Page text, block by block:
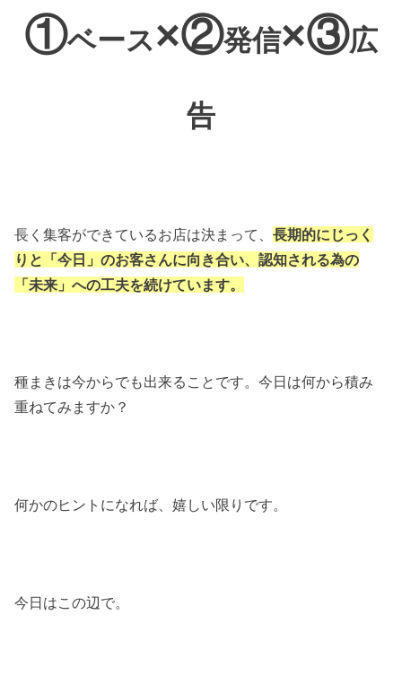
①ベース×②発信×③広
告
長く集客ができているお店は決まって、長期的にじっく
りと「今日」のお客さんに向き合い、認知される為の
「未来」への工夫を続けています。
種まきは今からでも出来ることです。今日は何から積み
重ねてみますか？
何かのヒントになれば、嬉しい限りです。
今日はこの辺で。